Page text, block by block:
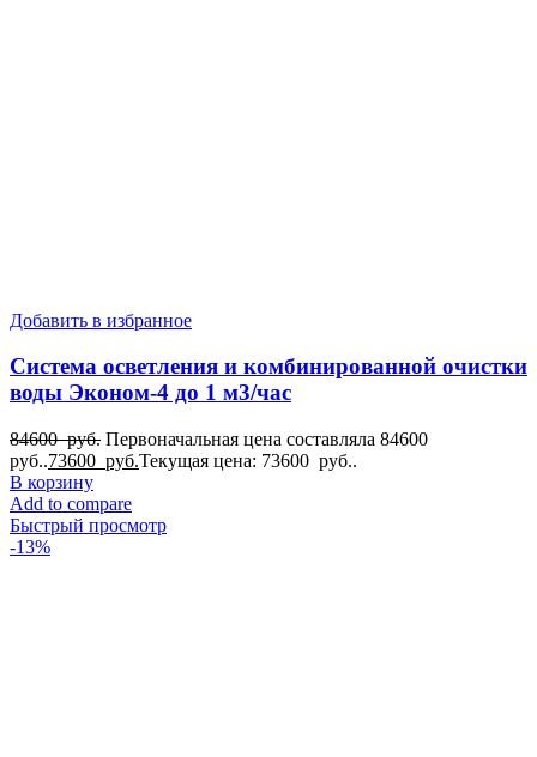
Добавить в избранное
Система осветления и комбинированной очистки
воды Эконом-4 до 1 м3/час
84600руб. Первоначальная цена составляла 84600
руб..73600 руб.Текущая цена: 73600 руб..
В корзину
Add to compare
Быстрый просмотр
-13%